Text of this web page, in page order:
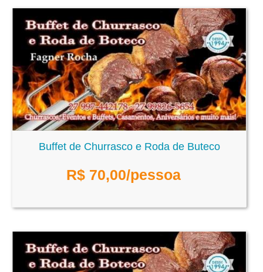
Buffet de Churrasco e Roda de Buteco
R$ 70,00/pessoa